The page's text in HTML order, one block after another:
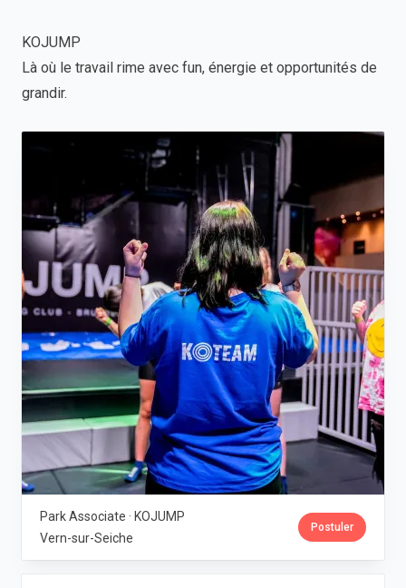
KOJUMP
Là où le travail rime avec fun, énergie et opportunités de
grandir.
Park Associate · KOJUMP
Vern-sur-Seiche
Postuler